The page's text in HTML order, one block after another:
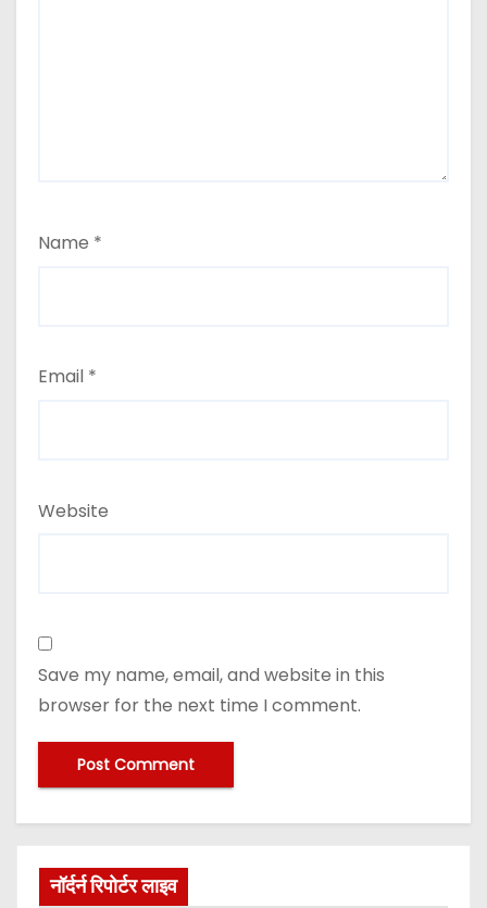
Name *
Email *
Website
Save my name, email, and website in this
browser for the next time I comment.
नॉर्दर्न रिपोर्टर लाइव